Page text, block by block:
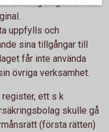
uppfylls och
sina tillgångar till
får inte använda
övriga verksamhet.
ett s k
skulle gå
(första rätten)